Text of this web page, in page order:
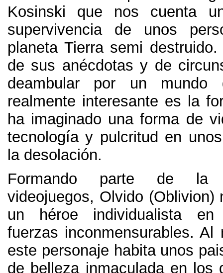
Kosinski que nos cuenta
supervivencia de unos
planeta Tierra semi destruido
de sus anécdotas y de
deambular por un mundo
realmente interesante es la
ha imaginado una forma de
tecnología y pulcritud en
la desolación.
Formando parte de la
videojuegos, Olvido (Oblivion)
un héroe individualista
fuerzas inconmensurables. Al
este personaje habita unos
de belleza inmaculada en los